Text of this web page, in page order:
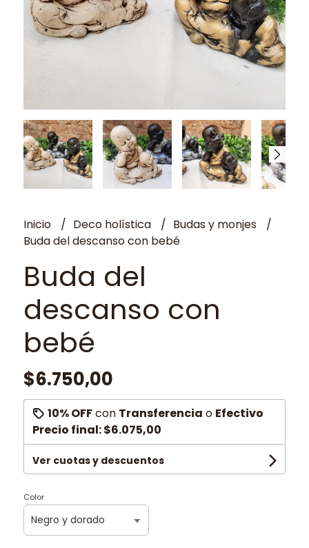
Inicio Deco holística
Budas y monjes
Buda del descanso con bebé
Buda del
descanso con
bebé
$6.750,00
10% OFFcon Transferencia o Efectivo
Precio final:$6.075,00
Ver cuotas y descuentos
Color